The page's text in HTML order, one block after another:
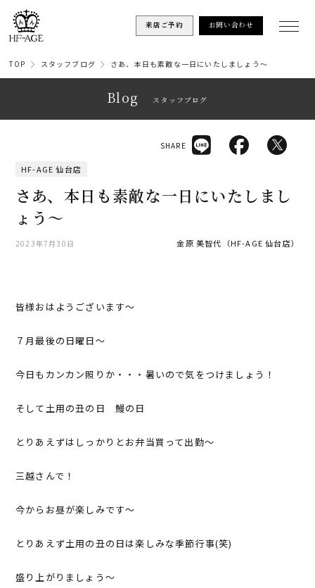
来店ご予約 お問い合わせ
TOP スタッフブログ さあ、本日も素敵な一日にいたしましょう～
Blog スタッフブログ
HF-AGE 仙台店
さあ、本日も素敵な一日にいたしまし
ょう～
2023年7月30日 金原 美智代（HF-AGE 仙台店）
SHARE
皆様おはようございます～
７月最後の日曜日～
今日もカンカン照りか・・・暑いので気をつけましょう！
そして土用の丑の日 鰻の日
とりあえずはしっかりとお弁当買って出勤～
三越さんで！
今からお昼が楽しみです～
とりあえず土用の丑の日は楽しみな季節行事(笑)
盛り上がりましょう～